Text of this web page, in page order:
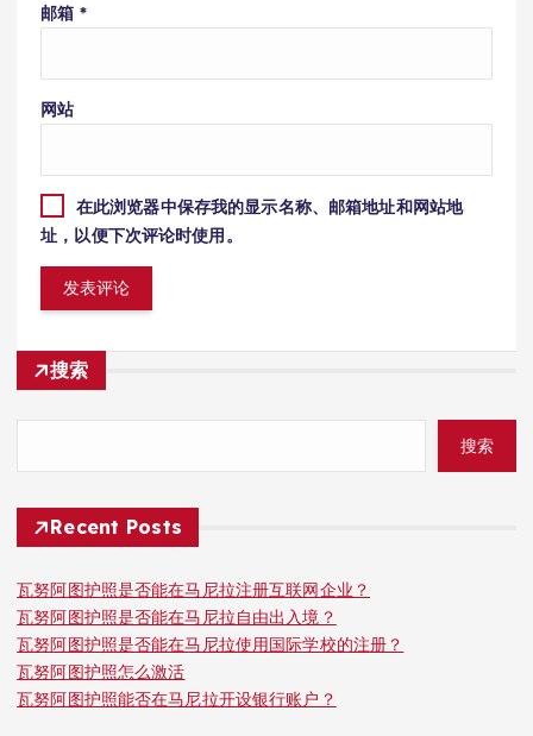
邮箱 *
网站
在此浏览器中保存我的显示名称、邮箱地址和网站地
址，以便下次评论时使用。
搜索
搜索
Recent Posts
瓦努阿图护照是否能在马尼拉注册互联网企业？
瓦努阿图护照是否能在马尼拉自由出入境？
瓦努阿图护照是否能在马尼拉使用国际学校的注册？
瓦努阿图护照怎么激活
瓦努阿图护照能否在马尼拉开设银行账户？